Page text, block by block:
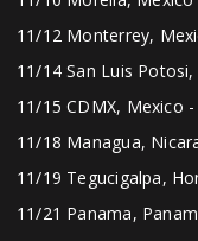
11/12 Monterrey,
11/14 San Luis
11/15 CDMX, Mexico
11/18 Managua,
11/19 Tegucigalpa,
11/21 Panama,